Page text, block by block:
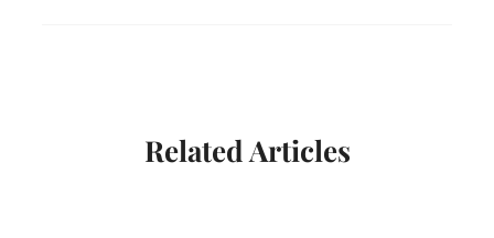
Related Articles